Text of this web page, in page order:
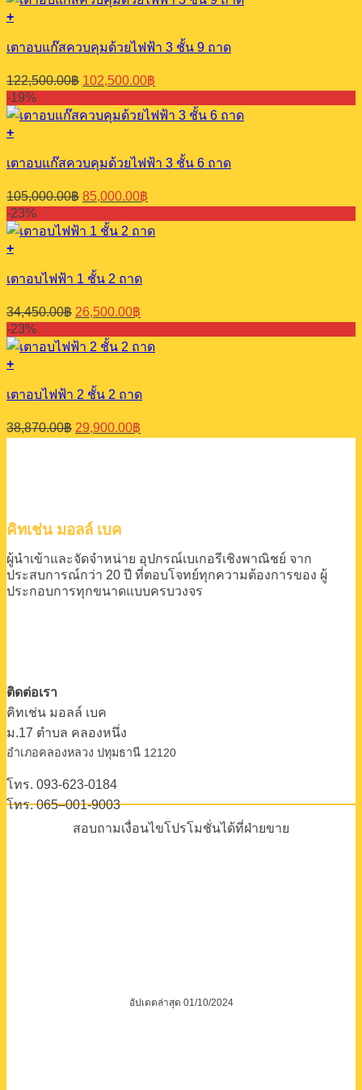
92,900.00฿.72,900.00฿.
+
เตาอบแก๊สควบคุมด้วยไฟฟ้า 3 ชั้น 9 ถาด
122,500.00฿ Original
price
was:
122,500.00฿.
102,500.00฿
price
is:
102,500.00฿.
-19%
+
เตาอบแก๊สควบคุมด้วยไฟฟ้า 3 ชั้น 6 ถาด
105,000.00฿ Original
price
was:
105,000.00฿.
85,000.00฿
price
is:
85,000.00฿.
-23%
+
เตาอบไฟฟ้า 1 ชั้น 2 ถาด
34,450.00฿ Original
price
was:
34,450.00฿.
26,500.00฿
price
is:
26,500.00฿.
-23%
+
เตาอบไฟฟ้า 2 ชั้น 2 ถาด
38,870.00฿ Original
price
29,900.00฿
price
คิทเช่น มอลล์ เบค
ผู้นำเข้าและจัดจำหน่าย อุปกรณ์เบเกอรีเชิงพาณิชย์ จาก
ประสบการณ์กว่า 20 ปี ที่ตอบโจทย์ทุกความต้องการของ ผู้
ประกอบการทุกขนาดแบบครบวงจร
ติดต่อเรา
คิทเช่น มอลล์ เบค
ม.17 ตําบล คลองหนึ่ง
อําเภอคลองหลวง ปทุมธานี 12120
โทร. 093-623-0184
โทร. 065–001-9003
สอบถามเงื่อนไขโปรโมชั่นได้ที่ฝ่ายขาย
อัปเดตล่าสุด 01/10/2024